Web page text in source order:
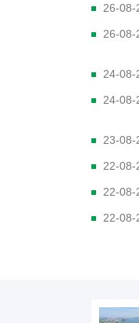
26-08-
26-08-
24-08-
24-08-
23-08-
22-08-
22-08-
22-08-